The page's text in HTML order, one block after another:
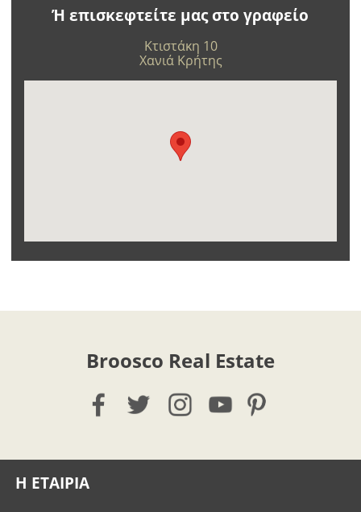
Ή επισκεφτείτε μας στο γραφείο
Κτιστάκη 10
Χανιά Κρήτης
Broosco Real Estate
Η ΕΤΑΙΡΙΑ
Αποθήκευση